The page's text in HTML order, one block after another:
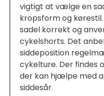
vigtigt at vælge en
kropsform og
sadel korrekt og
cykelshorts. Det
siddeposition
cykelture. Der findes
der kan hjælpe med
siddesår.